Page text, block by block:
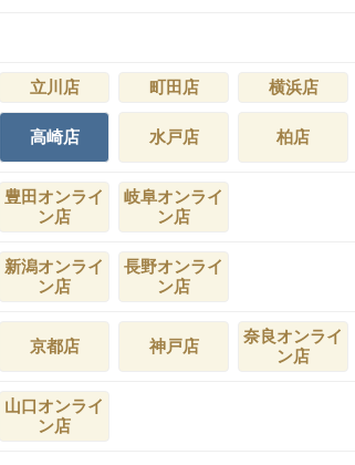
立川店 町田店 横浜店
高崎店 水戸店 柏店
豊田オンライ
ン店
岐阜オンライ
ン店
新潟オンライ
ン店
長野オンライ
ン店
京都店 神戸店
奈良オンライ
ン店
山口オンライ
ン店